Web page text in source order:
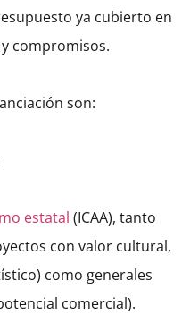
ya cubierto en
compromisos.
son:
estatal (ICAA), tanto
con valor cultural,
como generales
comercial).